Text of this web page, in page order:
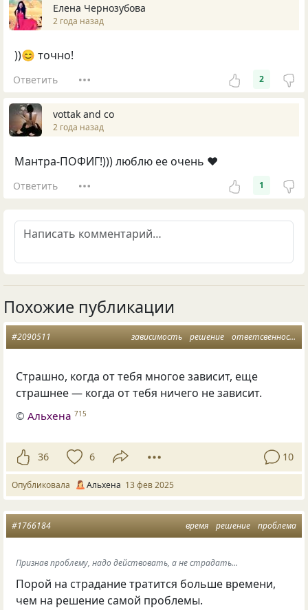
Елена Чернозубова
2 года назад
))😊 точно!
Ответить 2
vottak and co
2 года назад
Мантра-ПОФИГ!))) люблю ее очень ❤️
Ответить 1
Похожие публикации
зависимость решение ответсвенность
#2090511
Страшно, когда от тебя многое зависит, еще
страшнее — когда от тебя ничего не зависит.
©Альхена 715
36 6 10
Опубликовала Альхена 13 фев 2025
время решение проблема
#1766184
Признав проблему, надо действовать, а не страдать...
Порой на страдание тратится больше времени,
чем на решение самой проблемы.